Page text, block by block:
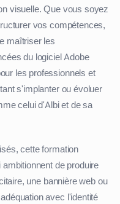
visuelle. Que vous soyez
vos compétences,
maîtriser les
du logiciel Adobe
les professionnels et
s'implanter ou évoluer
celui d'Albi et de sa
cette formation
de produire
une bannière web ou
avec l'identité